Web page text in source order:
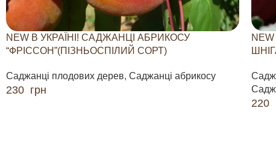
NEW В УКРАЇНІ! САДЖАНЦІ АБРИКОСУ
“ФРІССОН”(ПІЗНЬОСПІЛИЙ СОРТ)
Саджанці плодових дерев, Саджанці абрикосу
230 грн
220